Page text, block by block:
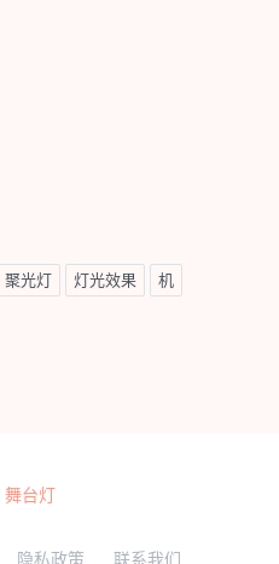
聚光灯 灯光效果 机
舞台灯
隐私政策 联系我们